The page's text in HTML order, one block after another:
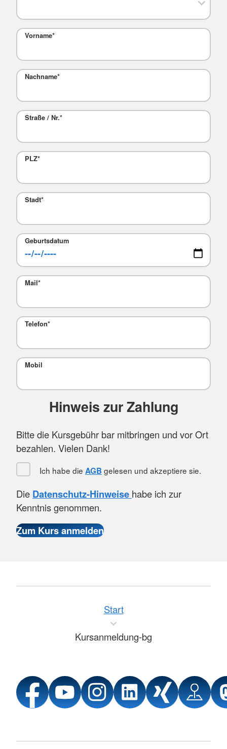
Vorname*
Nachname*
Straße / Nr.*
PLZ*
Stadt*
Geburtsdatum
Mail*
Telefon*
Mobil
Hinweis zur Zahlung
Bitte die Kursgebühr bar mitbringen und vor Ort
bezahlen. Vielen Dank!
Ich habe die AGB gelesen und akzeptiere sie.
Die Datenschutz-Hinweise habe ich zur
Kenntnis genommen.
Start
Kursanmeldung-bg